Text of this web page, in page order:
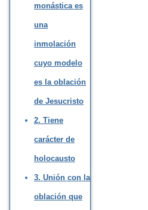
monástica es
una
inmolación
cuyo modelo
es la oblación
de Jesucristo
2. Tiene
carácter de
holocausto
3. Unión con la
oblación que